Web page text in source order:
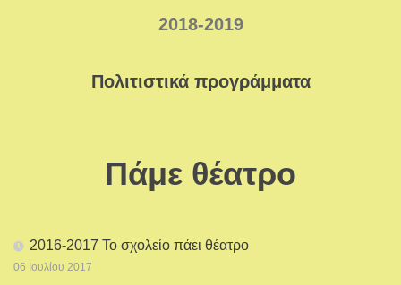
2018-2019
Πολιτιστικά προγράμματα
Πάμε θέατρο
2016-2017 Το σχολείο πάει θέατρο
06 Ιουλίου 2017